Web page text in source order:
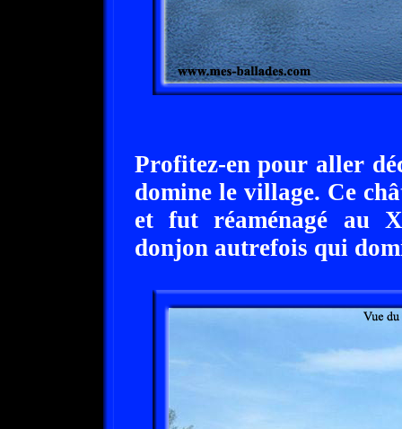
Profitez-en pour aller
domine le village. Ce
et fut réaménagé au
donjon autrefois qui